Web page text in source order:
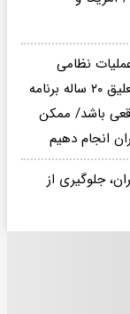
نظامی
آمریکا در ایران در راه است/ مخالفتی با تعلیق ۲۰ ساله برنامه
باشد/ ممکن
انجام دهیم
جلوگیری از